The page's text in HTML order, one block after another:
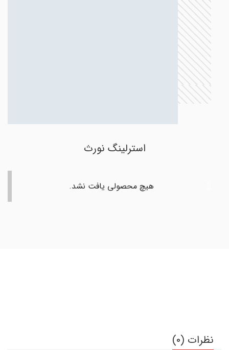
استرلینگ نورث
هیچ محصولی یافت نشد.
نظرات (0)